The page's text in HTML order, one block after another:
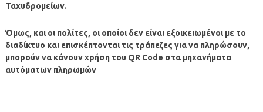
Ταχυδρομείων.
Όμως, και οι πολίτες, οι οποίοι δεν είναι εξοικειωμένοι με το
διαδίκτυο και επισκέπτονται τις τράπεζες για να πληρώσουν,
μπορούν να κάνουν χρήση του QR Code στα μηχανήματα
αυτόματων πληρωμών